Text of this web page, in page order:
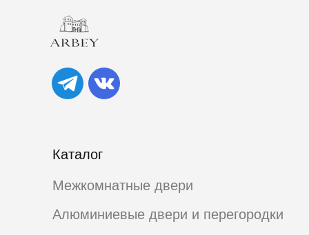
Каталог
Межкомнатные двери
Алюминиевые двери и перегородки